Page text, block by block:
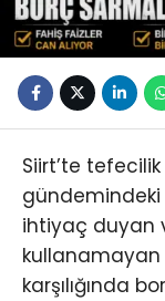
Siirt’te tefecilik
gündemindeki
ihtiyaç duyan
kullanamayan
karşılığında